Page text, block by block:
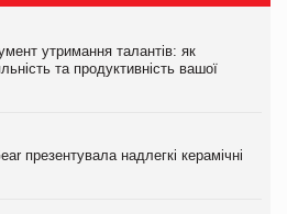
утримання талантів: як
та продуктивність вашої
презентувала надлегкі керамічні